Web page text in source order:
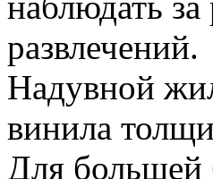
развлечений.
Надувной
винила
Для большей